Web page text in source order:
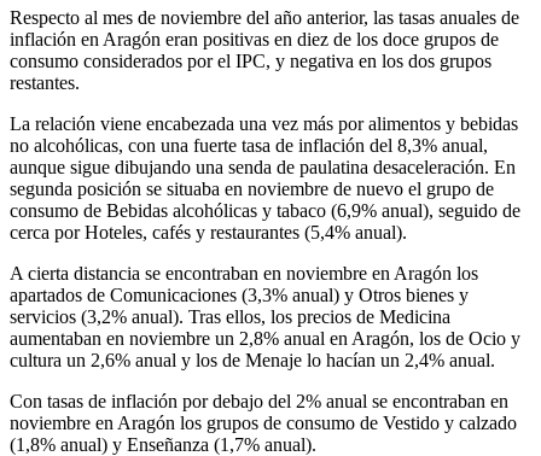
Respecto al mes de noviembre del año anterior, las tasas anuales de
inflación en Aragón eran positivas en diez de los doce grupos de
consumo considerados por el IPC, y negativa en los dos grupos
restantes.
La relación viene encabezada una vez más por alimentos y bebidas
no alcohólicas, con una fuerte tasa de inflación del 8,3% anual,
aunque sigue dibujando una senda de paulatina desaceleración. En
segunda posición se situaba en noviembre de nuevo el grupo de
consumo de Bebidas alcohólicas y tabaco (6,9% anual), seguido de
cerca por Hoteles, cafés y restaurantes (5,4% anual).
A cierta distancia se encontraban en noviembre en Aragón los
apartados de Comunicaciones (3,3% anual) y Otros bienes y
servicios (3,2% anual). Tras ellos, los precios de Medicina
aumentaban en noviembre un 2,8% anual en Aragón, los de Ocio y
cultura un 2,6% anual y los de Menaje lo hacían un 2,4% anual.
Con tasas de inflación por debajo del 2% anual se encontraban en
noviembre en Aragón los grupos de consumo de Vestido y calzado
(1,8% anual) y Enseñanza (1,7% anual).